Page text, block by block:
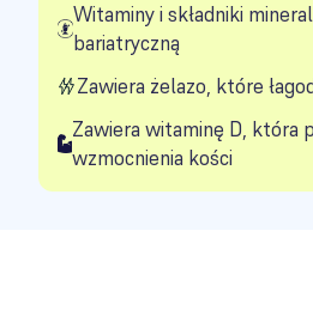
Witaminy i składniki
bariatryczną
Zawiera żelazo, które
Zawiera witaminę D, która
wzmocnienia kości